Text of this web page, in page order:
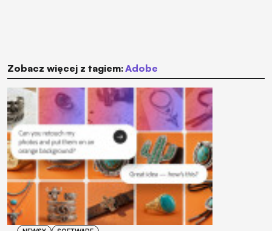
Zobacz więcej z tagiem: Adobe